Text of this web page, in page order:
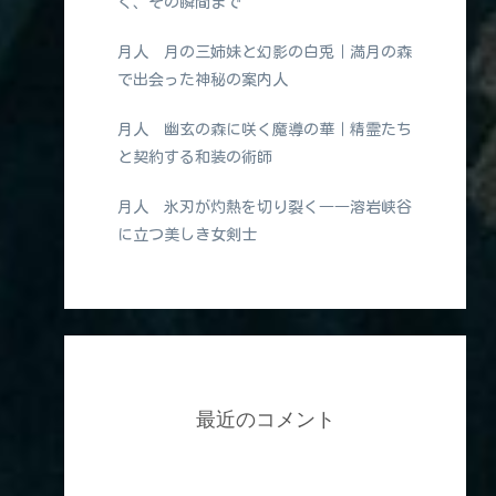
月人 月の三姉妹と幻影の白兎｜満月の森
で出会った神秘の案内人
月人 幽玄の森に咲く魔導の華｜精霊たち
と契約する和装の術師
月人 氷刃が灼熱を切り裂く――溶岩峡谷
に立つ美しき女剣士
最近のコメント